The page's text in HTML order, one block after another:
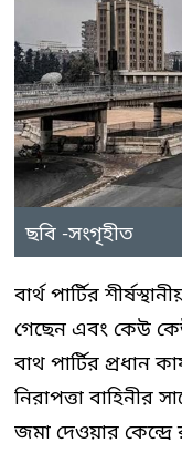
ছবি -সংগৃহীত
বার্থ পার্টির
গেছেন এবং কেউ
বাথ পার্টির প্রধান
নিরাপত্তা বাহিনীর
জমা দেওয়ার